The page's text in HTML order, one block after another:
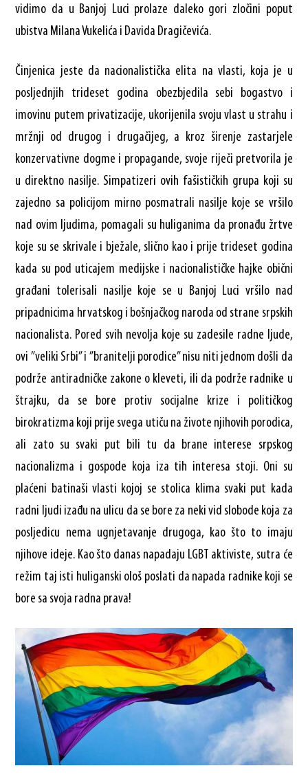
vidimo da u Banjoj Luci prolaze daleko gori zločini poput
ubistva Milana Vukelića i Davida Dragičevića.
Činjenica jeste da nacionalistička elita na vlasti, koja je u
posljednjih trideset godina obezbjedila sebi bogastvo i
imovinu putem privatizacije, ukorijenila svoju vlast u strahu i
mržnji od drugog i drugačijeg, a kroz širenje zastarjele
konzervativne dogme i propagande, svoje riječi pretvorila je
u direktno nasilje. Simpatizeri ovih fašističkih grupa koji su
zajedno sa policijom mirno posmatrali nasilje koje se vršilo
nad ovim ljudima, pomagali su huliganima da pronađu žrtve
koje su se skrivale i bježale, slično kao i prije trideset godina
kada su pod uticajem medijske i nacionalističke hajke obični
građani tolerisali nasilje koje se u Banjoj Luci vršilo nad
pripadnicima hrvatskog i bošnjačkog naroda od strane srpskih
nacionalista. Pored svih nevolja koje su zadesile radne ljude,
ovi ”veliki Srbi” i ”branitelji porodice” nisu niti jednom došli da
podrže antiradničke zakone o kleveti, ili da podrže radnike u
štrajku, da se bore protiv socijalne krize i političkog
birokratizma koji prije svega utiču na živote njihovih porodica,
ali zato su svaki put bili tu da brane interese srpskog
nacionalizma i gospode koja iza tih interesa stoji. Oni su
plaćeni batinaši vlasti kojoj se stolica klima svaki put kada
radni ljudi izađu na ulicu da se bore za neki vid slobode koja za
posljedicu nema ugnjetavanje drugoga, kao što to imaju
njihove ideje. Kao što danas napadaju LGBT aktiviste, sutra će
režim taj isti huliganski ološ poslati da napada radnike koji se
bore sa svoja radna prava!